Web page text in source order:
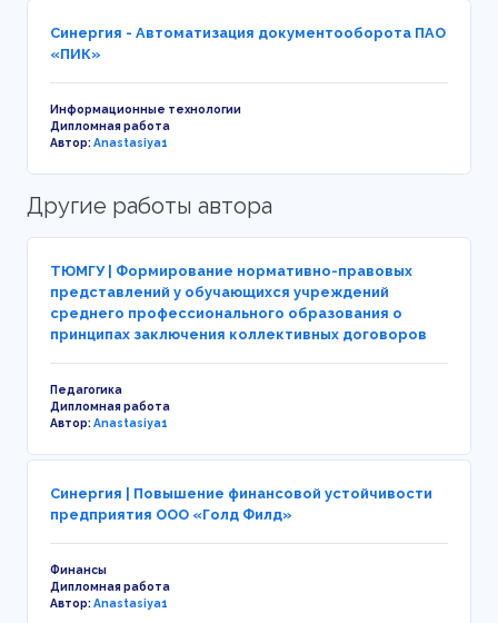
Синергия - Автоматизация документооборота ПАО
«ПИК»
Информационные технологии
Дипломная работа
Автор:Anastasiya1
Другие работы автора
ТЮМГУ | Формирование нормативно-правовых
представлений у обучающихся учреждений
среднего профессионального образования о
принципах заключения коллективных договоров
Педагогика
Дипломная работа
Автор:Anastasiya1
Синергия | Повышение финансовой устойчивости
предприятия ООО «Голд Филд»
Финансы
Дипломная работа
Автор:Anastasiya1